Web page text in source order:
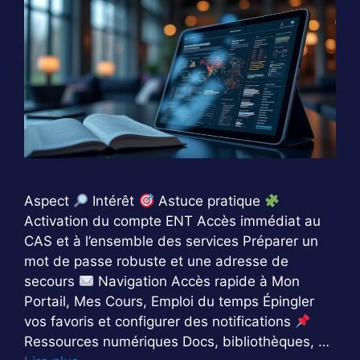
Aspect Intérêt
Astuce pratique
Activation du compte ENT Accès immédiat au
CAS et à l’ensemble des services Préparer un
mot de passe robuste et une adresse de
secours
Navigation Accès rapide à Mon
Portail, Mes Cours, Emploi du temps Épingler
vos favoris et configurer des notifications
Ressources numériques Docs, bibliothèques, …